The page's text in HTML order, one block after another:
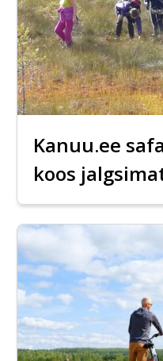
Kanuu.ee
koos